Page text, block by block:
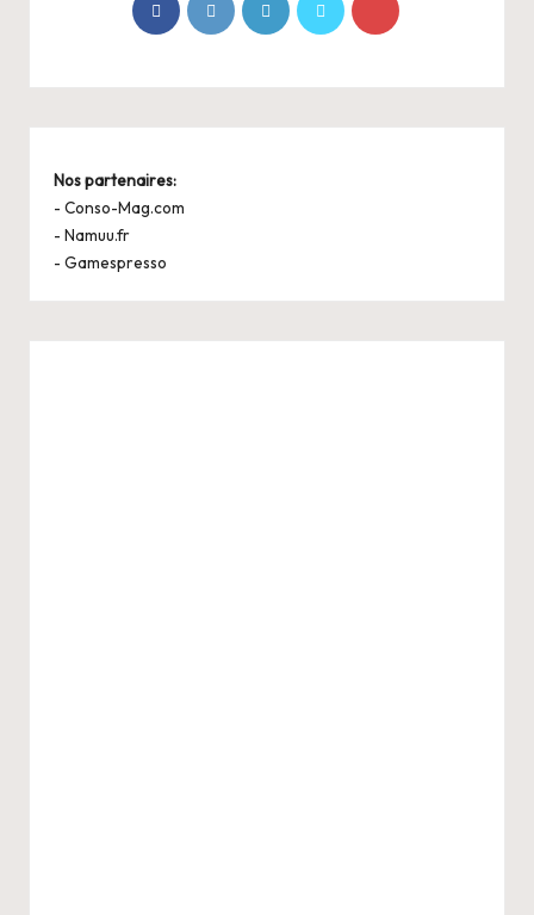
Nos partenaires:
- Conso-Mag.com
- Namuu.fr
- Gamespresso